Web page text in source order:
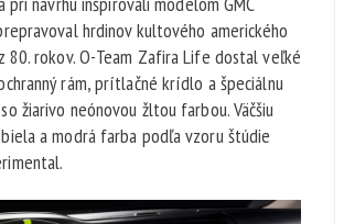
hrdinov kultového amerického
80. rokov. O-Team Zafira Life dostal veľké
rám, prítlačné krídlo a špeciálnu
žiarivo neónovou žltou farbou. Väčšiu
a modrá farba podľa vzoru štúdie